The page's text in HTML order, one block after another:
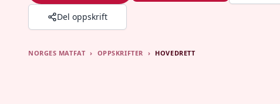
Del oppskrift
NORGES MATFAT › OPPSKRIFTER › HOVEDRETT